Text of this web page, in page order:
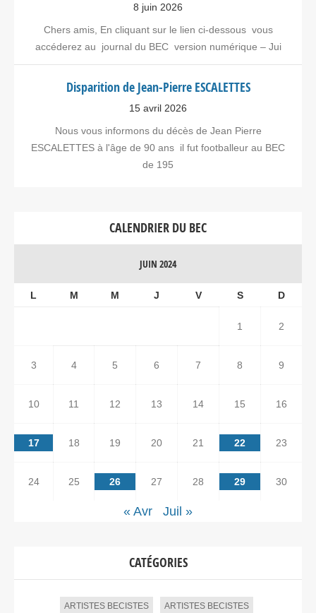
8 juin 2026
Chers amis, En cliquant sur le lien ci-dessous vous
accéderez au journal du BEC version numérique – Jui
Disparition de Jean-Pierre ESCALETTES
15 avril 2026
Nous vous informons du décès de Jean Pierre
ESCALETTES à l'âge de 90 ans il fut footballeur au BEC
de 195
CALENDRIER DU BEC
JUIN 2024
L M M J V S D
1 2
3 4 5 6 7 8 9
10 11 12 13 14 15 16
17 18 19 20 21 22 23
24 25 26 27 28 29 30
« Avr Juil »
CATÉGORIES
ARTISTES BECISTES ARTISTES BECISTES